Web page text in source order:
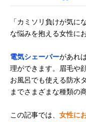
「カミソリ負けが気に
な悩みを抱える女性に
電気シェーバーがあれ
理ができます。眉毛や
お風呂でも使える防水
までさまざまな種類の
この記事では、 女性に